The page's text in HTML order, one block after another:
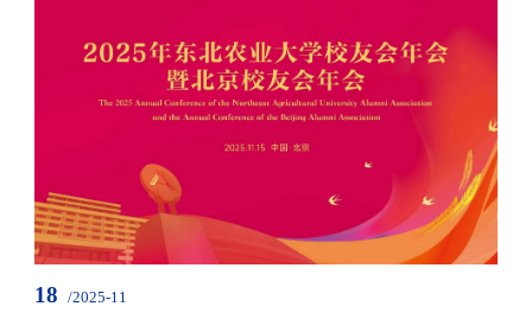
18 /2025-11